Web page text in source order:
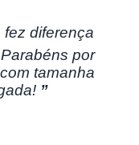
fez diferença
por
tamanha
”